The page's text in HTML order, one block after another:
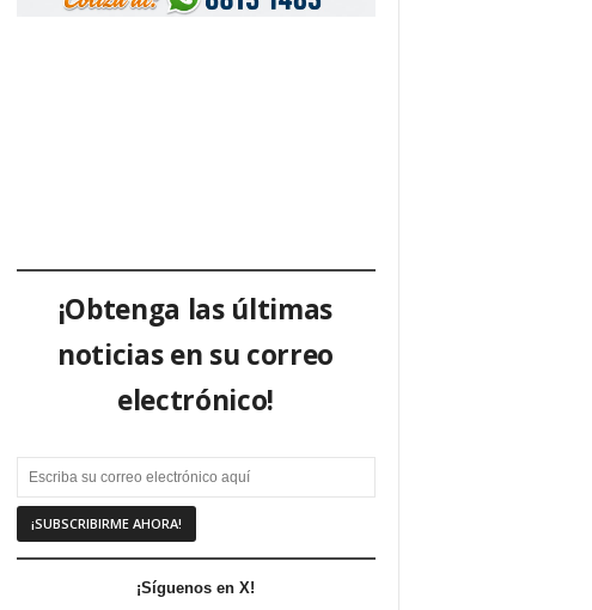
¡Obtenga las últimas
noticias en su correo
electrónico!
¡Síguenos en X!